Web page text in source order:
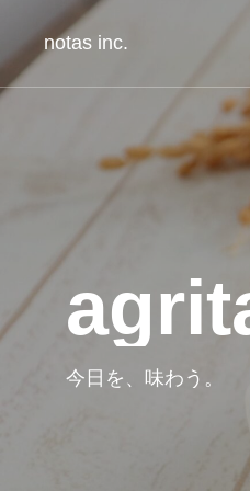
notas inc.
今日を、味わう。